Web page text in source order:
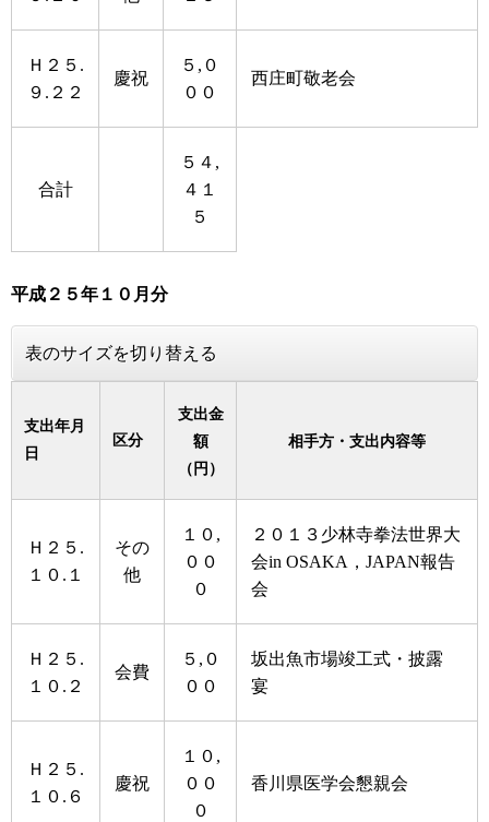
Ｈ２５.
９.２２
慶祝
５,０
００
西庄町敬老会
合計
５４,
４１
５
平成２５年１０月分
表のサイズを切り替える
支出年月
日
区分
支出金
額
（円）
相手方・支出内容等
Ｈ２５.
１０.１
その
他
１０,
００
０
２０１３少林寺拳法世界大
会in OSAKA，JAPAN報告
会
Ｈ２５.
１０.２
会費
５,０
００
坂出魚市場竣工式・披露
宴
Ｈ２５.
１０.６
慶祝
１０,
００
０
香川県医学会懇親会